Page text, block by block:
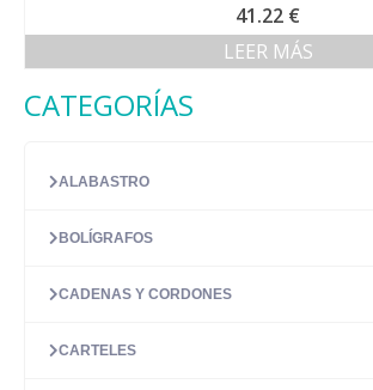
41.22 €
LEER MÁS
CATEGORÍAS
ALABASTRO
BOLÍGRAFOS
CADENAS Y CORDONES
CARTELES